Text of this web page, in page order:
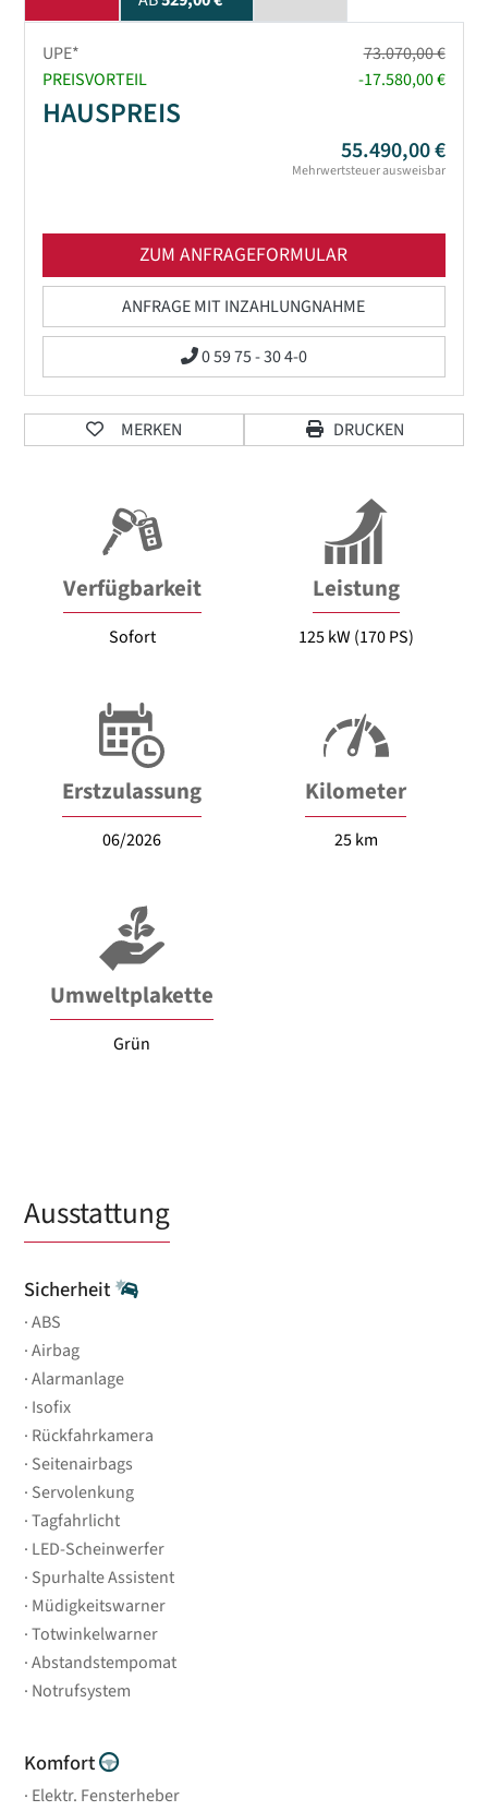
UPE*
73.070,00 €
PREISVORTEIL
-17.580,00 €
HAUSPREIS
55.490,00 €
Mehrwertsteuer ausweisbar
ZUM ANFRAGEFORMULAR
ANFRAGE MIT INZAHLUNGNAHME
0 59 75 - 30 4-0
MERKEN DRUCKEN
Verfügbarkeit
Sofort
Leistung
125 kW (170 PS)
Erstzulassung
06/2026
Kilometer
25 km
Umweltplakette
Grün
Ausstattung
Sicherheit
ABS
Airbag
Alarmanlage
Isofix
Rückfahrkamera
Seitenairbags
Servolenkung
Tagfahrlicht
LED-Scheinwerfer
Spurhalte Assistent
Müdigkeitswarner
Totwinkelwarner
Abstandstempomat
Notrufsystem
Komfort
Elektr. Fensterheber